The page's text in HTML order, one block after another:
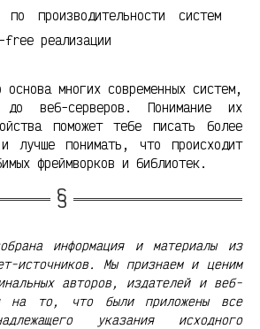
производительности систем
реализации
многих современных систем,
веб-серверов. Понимание их
поможет тебе писать более
лучше понимать, что происходит
фреймворков и библиотек.
информация и материалы из
источников. Мы признаем и ценим
авторов, издателей и веб-
на то, что были приложены все
указания исходного